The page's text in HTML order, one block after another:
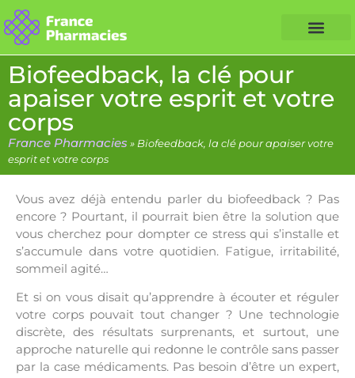
Biofeedback, la clé pour
apaiser votre esprit et votre
corps
France Pharmacies » Biofeedback, la clé pour apaiser votre
esprit et votre corps
Vous avez déjà entendu parler du biofeedback ? Pas
encore ? Pourtant, il pourrait bien être la solution que
vous cherchez pour dompter ce stress qui s’installe et
s’accumule dans votre quotidien. Fatigue, irritabilité,
sommeil agité…
Et si on vous disait qu’apprendre à écouter et réguler
votre corps pouvait tout changer ? Une technologie
discrète, des résultats surprenants, et surtout, une
approche naturelle qui redonne le contrôle sans passer
par la case médicaments. Pas besoin d’être un expert,